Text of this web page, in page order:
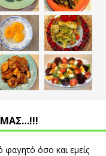
φαγητό όσο και εμείς